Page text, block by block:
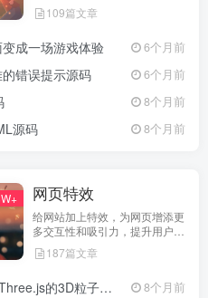
109篇文章
成一场游戏体验 6个月前
错误提示源码 6个月前
8个月前
源码 8个月前
网页特效
给网站加上特效，为网页增添更
多交互性和吸引力，提升用户体
验 187篇文章
粒子交互代码 共十三款 8个月前